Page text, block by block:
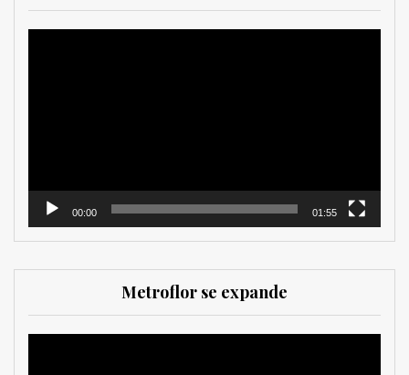
00:00 01:55
Metroflor se expande